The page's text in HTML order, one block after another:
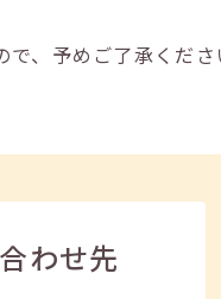
、予めご了承くださ
わせ先